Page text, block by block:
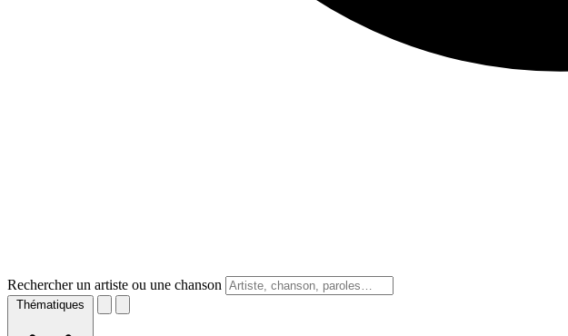
Rechercher un artiste ou une chanson
Thématiques